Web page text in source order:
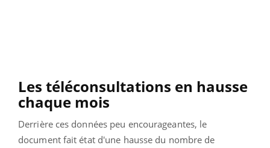
Les téléconsultations en hausse
chaque mois
Derrière ces données peu encourageantes, le
document fait état d'une hausse du nombre de